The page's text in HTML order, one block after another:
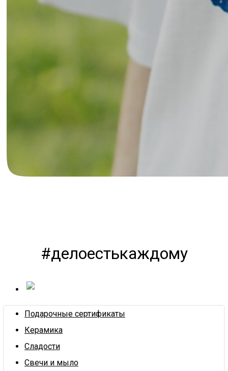
#делоестькаждому
Подарочные сертификаты
Керамика
Сладости
Свечи и мыло